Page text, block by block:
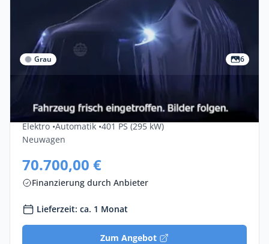
Grau 6
Bmw I4 XDrive40 5dr
Elektro •Automatik •401 PS (295 kW)
Neuwagen
70.700,00 €
Finanzierung durch Anbieter
Lieferzeit: ca. 1 Monat
Zum Angebot